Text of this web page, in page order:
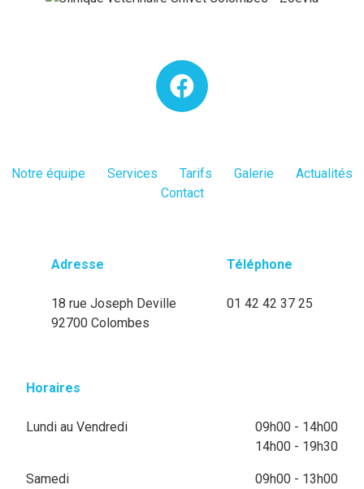
Notre équipe Services Tarifs Galerie
Actualités
Contact
Adresse
18 rue Joseph Deville
92700 Colombes
Téléphone
01 42 42 37 25
Horaires
Lundi au Vendredi
09h00 - 14h00
14h00 - 19h30
Samedi
09h00 - 13h00